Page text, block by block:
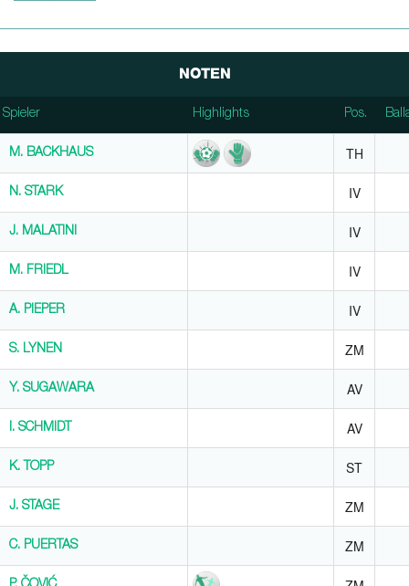
NOTEN
Spieler Highlights Pos.
Highlights
M. BACKHAUS
TH
N. STARK IV
J. MALATINI IV
M. FRIEDL IV
A. PIEPER IV
S. LYNEN ZM
Y. SUGAWARA AV
I. SCHMIDT AV
K. TOPP ST
J. STAGE ZM
C. PUERTAS ZM
Spieler
M. BACKHAUS
N. STARK
J. MALATINI
M. FRIEDL
A. PIEPER
S. LYNEN
Y. SUGAWARA
I. SCHMIDT
K. TOPP
J. STAGE
C. PUERTAS